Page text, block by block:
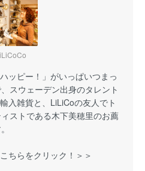
ッピー！」がいっぱいつまっ
スウェーデン出身のタレント
入雑貨と、LiLiCoの友人でト
ストである木下美穂里のお薦
ちらをクリック！＞＞